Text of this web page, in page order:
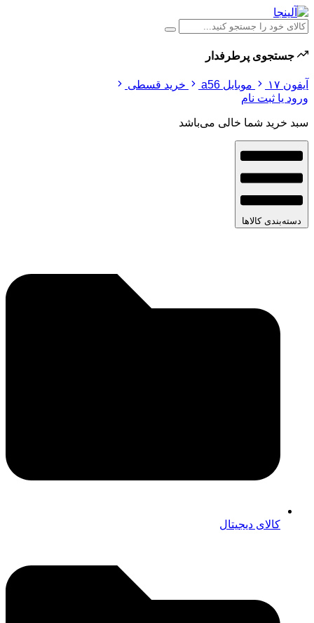
جستجوی پرطرفدار
آیفون ۱۷ موبایل a56
خرید قسطی
ورود یا ثبت نام
سبد خرید شما خالی می‌باشد
دسته‌بندی کالاها
کالای دیجیتال